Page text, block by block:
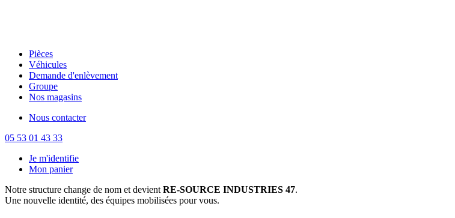
Pièces
Véhicules
Demande d'enlèvement
Groupe
Nos magasins
Nous contacter
05 53 01 43 33
Je m'identifie
Mon panier
Notre structure change de nom et devient RE-SOURCE INDUSTRIES 47.
Une nouvelle identité, des équipes mobilisées pour vous.